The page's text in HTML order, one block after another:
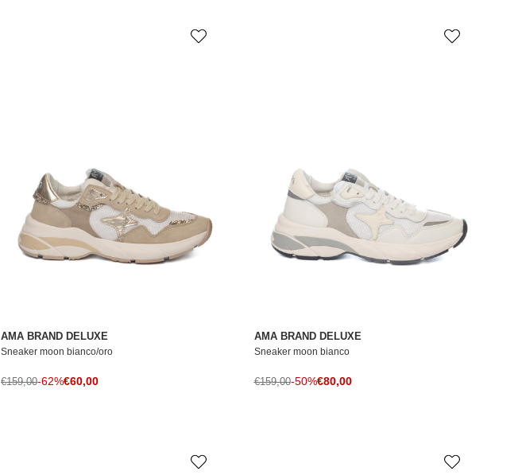
AMA BRAND DELUXE
Sneaker moon bianco/oro
Prezzo di vendita
€60,00
Prezzo normale
€159,00-62%
AMA BRAND DELUXE
Sneaker moon bianco
Prezzo di vendita
€80,00
Prezzo normale
€159,00-50%